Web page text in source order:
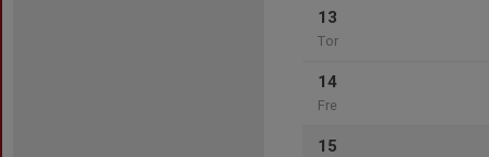
13
Tor
14
Fre
15